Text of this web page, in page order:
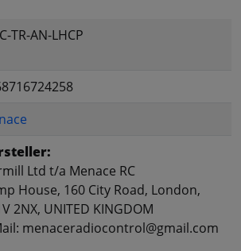
TR-AN-LHCP
Ltd t/a Menace RC
House, 160 City Road, London,
2NX, UNITED KINGDOM
menaceradiocontrol@gmail.com